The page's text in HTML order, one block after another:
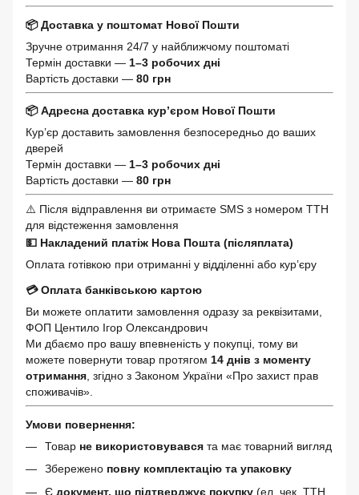
📦 Доставка у поштомат Нової Пошти
Зручне отримання 24/7 у найближчому поштоматі
Термін доставки — 1–3 робочих дні
Вартість доставки — 80 грн
📦 Адресна доставка кур’єром Нової Пошти
Кур’єр доставить замовлення безпосередньо до ваших
дверей
Термін доставки — 1–3 робочих дні
Вартість доставки — 80 грн
⚠️ Після відправлення ви отримаєте SMS з номером ТТН
для відстеження замовлення
💵 Накладений платіж Нова Пошта (післяплата)
Оплата готівкою при отриманні у відділенні або кур’єру
💳 Оплата банківською картою
Ви можете оплатити замовлення одразу за реквізитами,
ФОП Центило Ігор Олександрович
Ми дбаємо про вашу впевненість у покупці, тому ви
можете повернути товар протягом 14 днів з моменту
отримання , згідно з Законом України «Про захист прав
споживачів».
Умови повернення:
Товар не використовувався та має товарний вигляд
Збережено повну комплектацію та упаковку
Є документ, що підтверджує покупку (ел. чек, ТТН